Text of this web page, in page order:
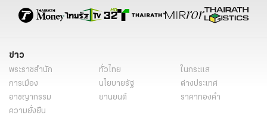
ข่าว
พระราชสำนัก ทั่วไทย
ในกระแส
การเมือง
นโยบายรัฐ
ต่างประเทศ
อาชญากรรม
ยานยนต์
ราคาทองคำ
ความยั่งยืน